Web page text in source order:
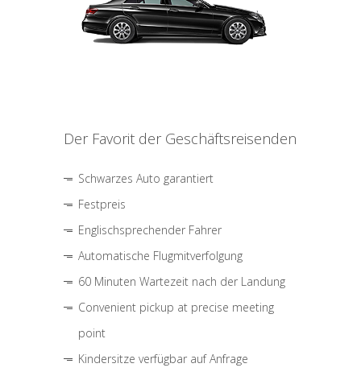
Der Favorit der Geschäftsreisenden
Schwarzes Auto garantiert
Festpreis
Englischsprechender Fahrer
Automatische Flugmitverfolgung
60 Minuten Wartezeit nach der Landung
Convenient pickup at precise meeting
point
Kindersitze verfügbar auf Anfrage